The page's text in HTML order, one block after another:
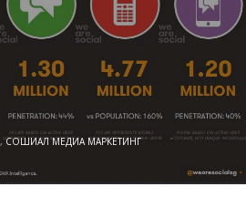
,СОШИАЛ МЕДИА МАРКЕТИНГ